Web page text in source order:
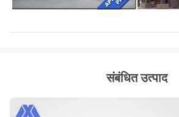
संबंधित उत्पाद